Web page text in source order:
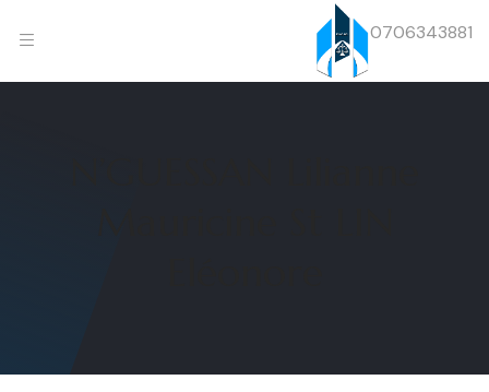
0706343881